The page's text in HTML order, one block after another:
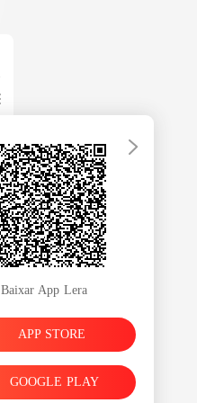
Baixar App Lera
APP STORE
GOOGLE PLAY